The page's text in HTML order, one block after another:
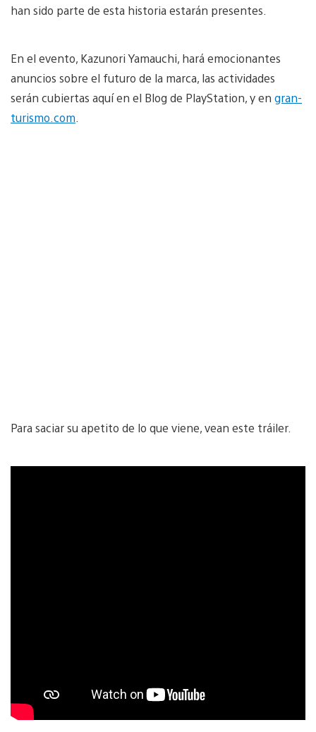
han sido parte de esta historia estarán presentes.
En el evento, Kazunori Yamauchi, hará emocionantes
anuncios sobre el futuro de la marca, las actividades
serán cubiertas aquí en el Blog de PlayStation, y en gran-
turismo.com
Para saciar su apetito de lo que viene, vean este tráiler.